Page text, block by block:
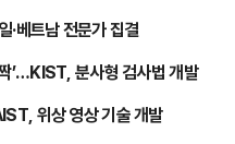
·베트남 전문가 집결
’…KIST, 분사형 검사법 개발
위상 영상 기술 개발